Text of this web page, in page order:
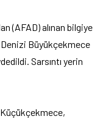
(AFAD) alınan bilgiye
Büyükçekmece
Sarsıntı yerin